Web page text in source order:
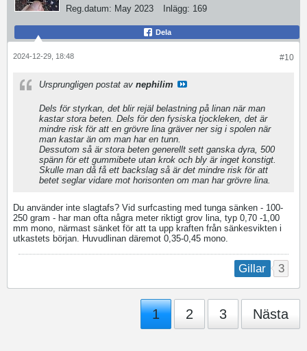
Reg.datum: May 2023 Inlägg: 169
Dela
#10
2024-12-29, 18:48
Ursprungligen postat av nephilim
Dels för styrkan, det blir rejäl belastning på linan när man
kastar stora beten. Dels för den fysiska tjockleken, det är
mindre risk för att en grövre lina gräver ner sig i spolen när
man kastar än om man har en tunn.
Dessutom så är stora beten generellt sett ganska dyra, 500
spänn för ett gummibete utan krok och bly är inget konstigt.
Skulle man då få ett backslag så är det mindre risk för att
betet seglar vidare mot horisonten om man har grövre lina.
Du använder inte slagtafs? Vid surfcasting med tunga sänken - 100-
250 gram - har man ofta några meter riktigt grov lina, typ 0,70 -1,00
mm mono, närmast sänket för att ta upp kraften från sänkesvikten i
utkastets början. Huvudlinan däremot 0,35-0,45 mono.
Gillar 3
1 2 3 Nästa